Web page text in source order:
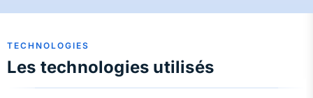
TECHNOLOGIES
Les technologies utilisés